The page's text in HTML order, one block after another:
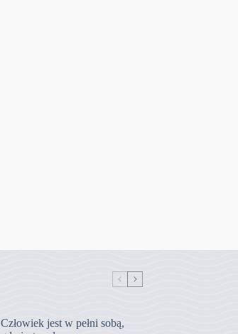
Człowiek jest w pełni sobą,